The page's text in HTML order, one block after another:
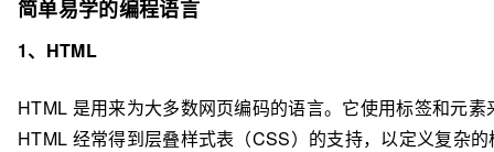
简单易学的编程语言
1、HTML
HTML 是用来为大多数网页编码的语言。它使用标签和元
HTML 经常得到层叠样式表（CSS）的支持，以定义复杂